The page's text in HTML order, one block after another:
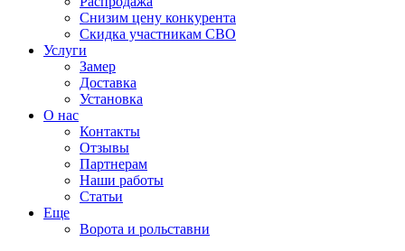
Снизим цену конкурента
Скидка участникам СВО
Услуги
Замер
Доставка
Установка
О нас
Контакты
Отзывы
Партнерам
Наши работы
Статьи
Еще
Ворота и рольставни